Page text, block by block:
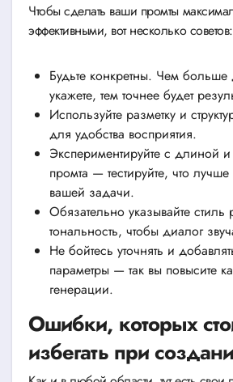
Чтобы сделать ваши промты
эффективными, вот несколько советов:
Будьте конкретны. Чем больше
укажете, тем точнее будет
Используйте разметку и
для удобства восприятия.
Экспериментируйте с длиной
промта — тестируйте, что
вашей задачи.
Обязательно указывайте стиль
тональность, чтобы диалог
Не бойтесь уточнять и
параметры — так вы повысите
генерации.
Ошибки, которых
избегать при